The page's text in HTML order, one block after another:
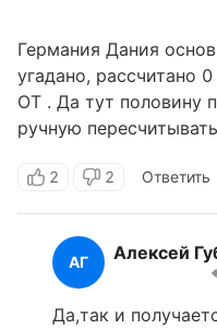
Германия Дания
угадано, рассчитано
ОТ . Да тут половину
ручную
2 2 Ответить
АГ Алексей
Да,так и